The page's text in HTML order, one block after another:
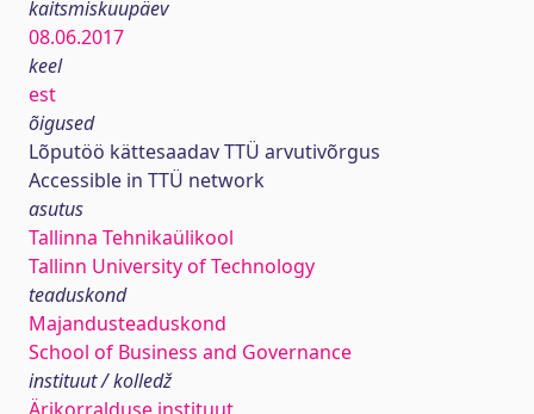
kaitsmiskuupäev
08.06.2017
keel
est
õigused
Lõputöö kättesaadav TTÜ arvutivõrgus
Accessible in TTÜ network
asutus
Tallinna Tehnikaülikool
Tallinn University of Technology
teaduskond
Majandusteaduskond
School of Business and Governance
instituut / kolledž